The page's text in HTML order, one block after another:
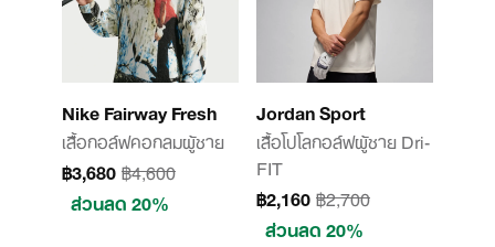
Nike Fairway Fresh
เสื้อกอล์ฟคอกลมผู้ชาย
฿3,680฿4,600
ส่วนลด 20%
Jordan Sport
เสื้อโปโลกอล์ฟผู้ชาย Dri-
FIT
฿2,160฿2,700
ส่วนลด 20%